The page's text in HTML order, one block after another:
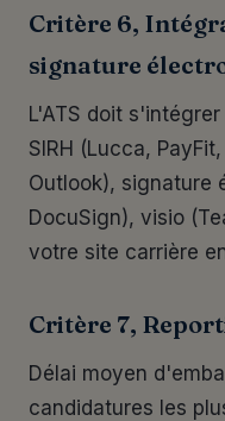
Critère 6,
signature
L'ATS doit
SIRH (Lucca,
Outlook), signature
DocuSign), visio
votre site carrière
Critère 7,
Délai moyen
candidatures les